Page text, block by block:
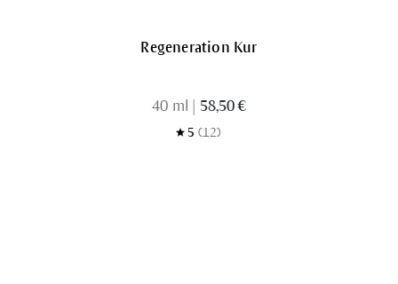
Regeneration Kur
40 ml 58,50 €
5 (12)